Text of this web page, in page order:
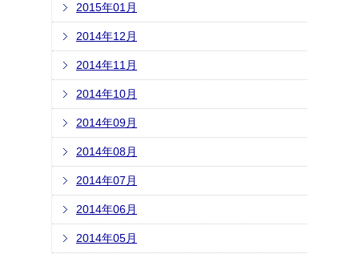
2015年01月
2014年12月
2014年11月
2014年10月
2014年09月
2014年08月
2014年07月
2014年06月
2014年05月